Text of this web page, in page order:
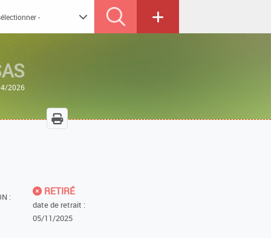
2026
:
RETIRÉ
date de retrait :
05/11/2025